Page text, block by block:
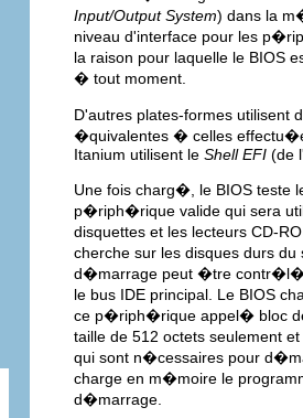
Input/Output System) dans la
niveau d'interface pour les
la raison pour laquelle le BIOS
� tout moment.
D'autres plates-formes
�quivalentes � celles
Itanium utilisent le Shell EFI (de
Une fois charg�, le BIOS
p�riph�rique valide qui sera
disquettes et les lecteurs CD-
cherche sur les disques durs
d�marrage peut �tre contr�l�
le bus IDE principal. Le BIOS
ce p�riph�rique appel� bloc
taille de 512 octets seulement
qui sont n�cessaires pour
charge en m�moire le
d�marrage.